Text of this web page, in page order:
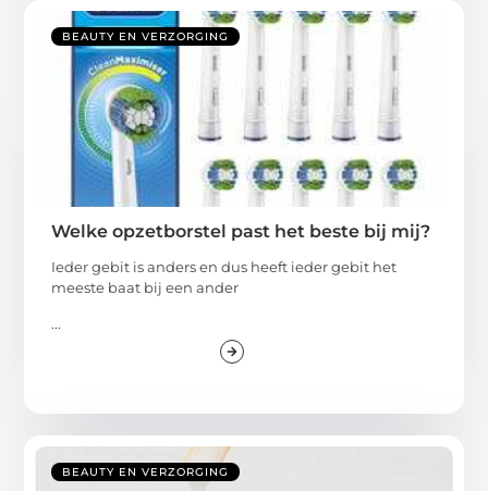
BEAUTY EN VERZORGING
Welke opzetborstel past het beste bij mij?
Ieder gebit is anders en dus heeft ieder gebit het
meeste baat bij een ander
...
BEAUTY EN VERZORGING